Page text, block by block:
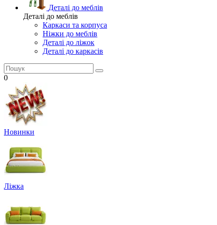
Деталі до меблів
Деталі до меблів
Каркаси та корпуса
Ніжки до меблів
Деталі до ліжок
Деталі до каркасів
0
Новинки
Ліжка